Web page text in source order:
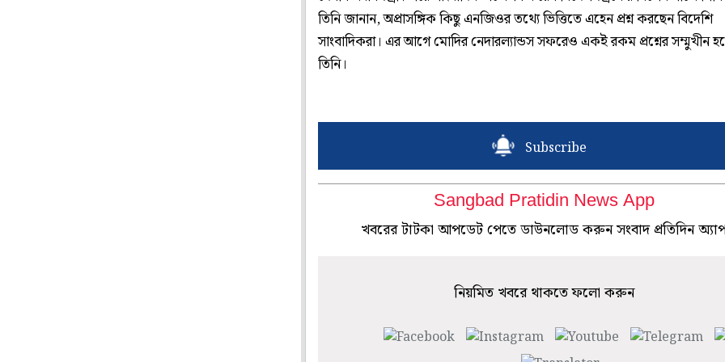
তিনি জানান, অপ্রাসঙ্গিক কিছু এনজিওর তথ্যে ভিত্তিতে এহেন প্রশ্ন করছেন বিদেশি
সাংবাদিকরা। এর আগে মোদির নেদারল্যান্ডস সফরেও একই রকম প্রশ্নের সম্মুখীন
তিনি।
Subscribe
Sangbad Pratidin News App
খবরের টাটকা আপডেট পেতে ডাউনলোড করুন সংবাদ প্রতিদিন
নিয়মিত খবরে থাকতে ফলো করুন